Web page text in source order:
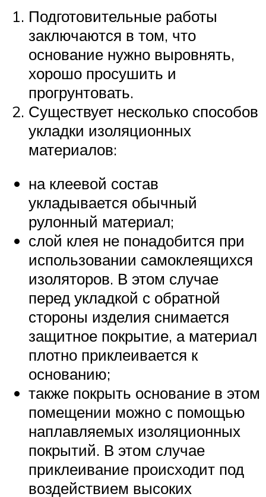
Подготовительные работы
заключаются в том, что
основание нужно выровнять,
хорошо просушить и
прогрунтовать.
Существует несколько способов
укладки изоляционных
материалов:
на клеевой состав
укладывается обычный
рулонный материал;
слой клея не понадобится при
использовании самоклеящихся
изоляторов. В этом случае
перед укладкой с обратной
стороны изделия снимается
защитное покрытие, а материал
плотно приклеивается к
основанию;
также покрыть основание в этом
помещении можно с помощью
наплавляемых изоляционных
покрытий. В этом случае
приклеивание происходит под
воздействием высоких